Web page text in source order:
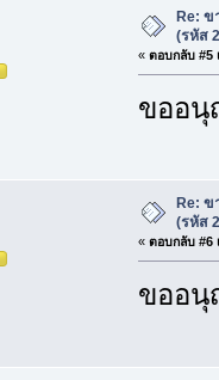
Re: ข
(รหัส
« ตอบกลับ #5
ขออนุ
Re: ข
(รหัส
« ตอบกลับ #6
ขออนุ